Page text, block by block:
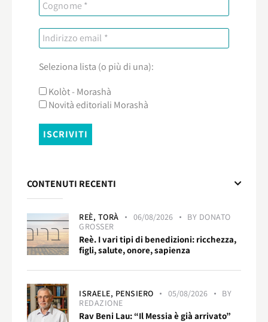
Seleziona lista (o più di una):
Kolòt - Morashà
Novità editoriali Morashà
CONTENUTI RECENTI
REÈ, TORÀ 06/08/2026 BY DONATO
GROSSER
Reè. I vari tipi di benedizioni: ricchezza,
figli, salute, onore, sapienza
ISRAELE, PENSIERO 05/08/2026
BY
REDAZIONE
Rav Beni Lau: “Il Messia è già arrivato”